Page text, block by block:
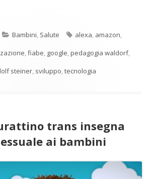
Categorie
Bambini, Salute Tag
alexa, amazon,
,fiabe, google,pedagogia waldorf,
steiner, sviluppo,tecnologia
trans insegna
ai bambini